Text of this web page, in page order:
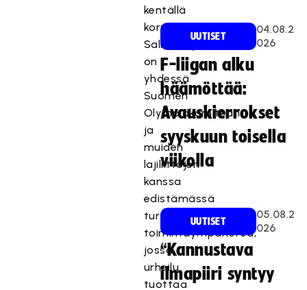
kentällä
korvaamaton.
Salibandyliitto
on
yhdessä
Suomen
Olympiakomitean
ja
muiden
lajiliittojen
kanssa
edistämässä
turvallista
toimintaympäristöä,
jossa
urheilu
tuottaa
UUTISET
04.08.2
026
F-liigan alku
häämöttää:
Avauskierrokset
syyskuun toisella
viikolla
UUTISET
05.08.2
026
“Kannustava
ilmapiiri syntyy